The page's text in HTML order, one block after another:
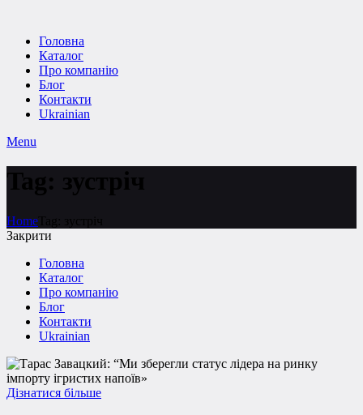
Головна
Каталог
Про компанію
Блог
Контакти
Ukrainian
Menu
Tag: зустріч
Home Tag: зустріч
Закрити
Головна
Каталог
Про компанію
Блог
Контакти
Ukrainian
Дізнатися більше